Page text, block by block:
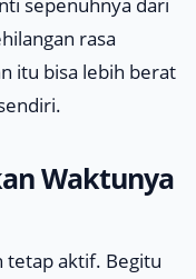
rasa
itu bisa lebih berat
Waktunya
tetap aktif. Begitu